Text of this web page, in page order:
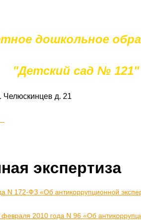
дошкольное
"Детский сад № 121"
Челюскинцев д. 21
экспертиза
N 172-ФЗ «Об антикоррупционной
2010 года N 96 «Об